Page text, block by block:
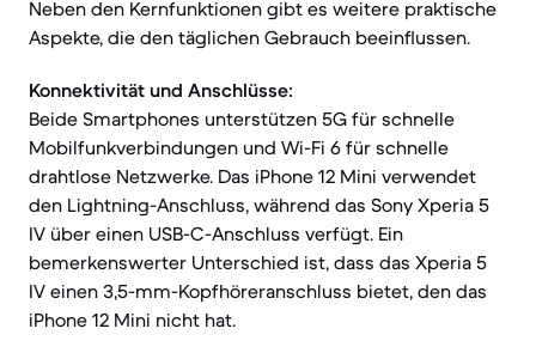
Neben den Kernfunktionen gibt es weitere praktische
Aspekte, die den täglichen Gebrauch beeinflussen.
Konnektivität und Anschlüsse:
Beide Smartphones unterstützen 5G für schnelle
Mobilfunkverbindungen und Wi-Fi 6 für schnelle
drahtlose Netzwerke. Das iPhone 12 Mini verwendet
den Lightning-Anschluss, während das Sony Xperia 5
IV über einen USB-C-Anschluss verfügt. Ein
bemerkenswerter Unterschied ist, dass das Xperia 5
IV einen 3,5-mm-Kopfhöreranschluss bietet, den das
iPhone 12 Mini nicht hat.